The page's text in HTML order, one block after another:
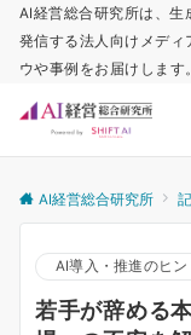
AI経営総合研究所は、生
発信する法人向けメデ
ウや事例をお届けします。
AI経営総合研究所
AI導入・推進のヒン
若手が辞める